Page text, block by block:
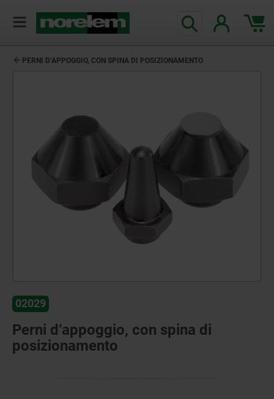
PERNI D‘APPOGGIO, CON SPINA DI POSIZIONAMENTO
02029
Perni d‘appoggio, con spina di
posizionamento